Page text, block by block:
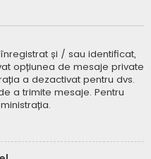
și / sau identificat,
opțiunea de mesaje private
a dezactivat pentru dvs.
a trimite mesaje. Pentru